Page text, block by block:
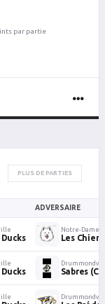
par partie
PLUS DE PARTIES
ADVERSAIRE
Notre-Dame-
Les
Sabres